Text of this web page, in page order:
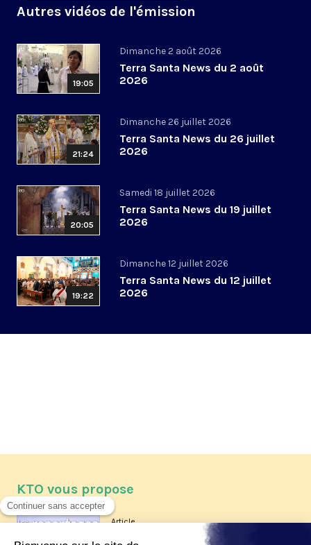
Autres vidéos de l'émission
19:05
Dimanche 2 août 2026
Terra Santa News du 2 août
2026
21:24
Dimanche 26 juillet 2026
Terra Santa News du 26 juillet
2026
20:05
Samedi 18 juillet 2026
Terra Santa News du 19 juillet
2026
19:22
Dimanche 12 juillet 2026
Terra Santa News du 12 juillet
2026
KTO vous propose
Article
Les reportages d'été 2026 de KTO